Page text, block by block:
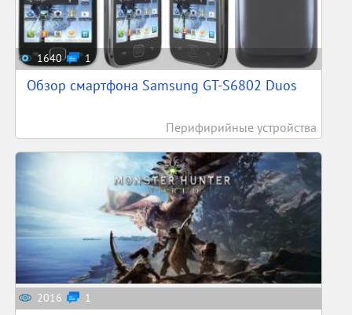
1640 1
Обзор смартфона Samsung GT-S6802 Duos
Перифирийные устройства
2016 1